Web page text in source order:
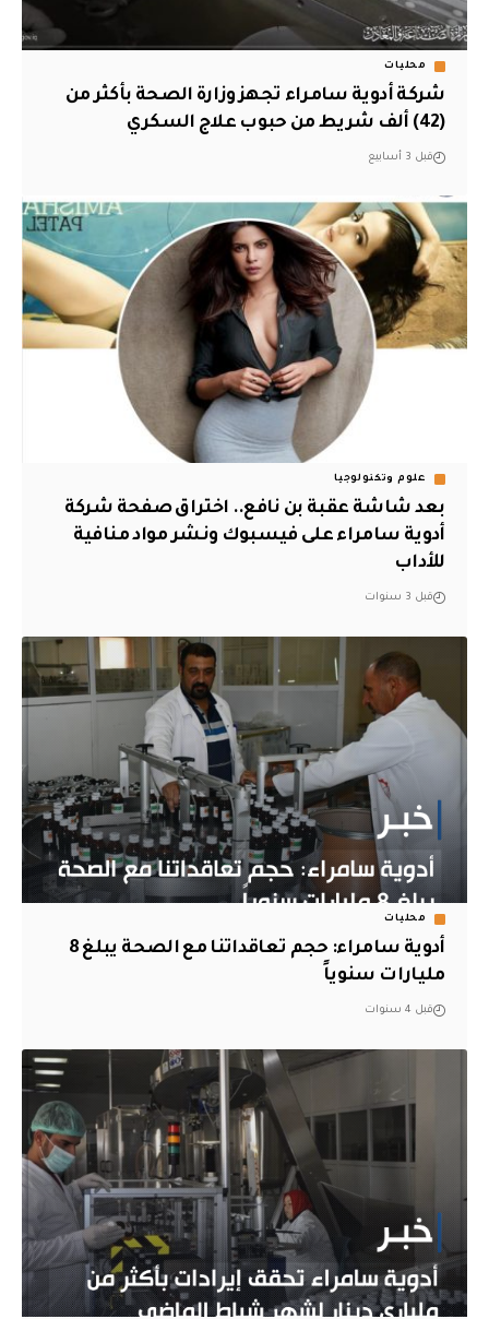
محليات
شركة أدوية سامراء تجهز وزارة الصحة بأكثر من
(42) ألف شريط من حبوب علاج السكري
قبل 3 أسابيع
علوم وتكنولوجيا
بعد شاشة عقبة بن نافع.. اختراق صفحة شركة
أدوية سامراء على فيسبوك ونشر مواد منافية
للأداب
قبل 3 سنوات
محليات
أدوية سامراء: حجم تعاقداتنا مع الصحة يبلغ 8
مليارات سنوياً
قبل 4 سنوات